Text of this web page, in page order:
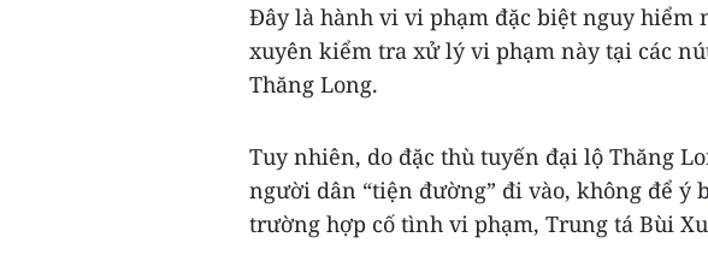
Đây là hành vi vi phạm đặc biệt nguy hiểm
xuyên kiểm tra xử lý vi phạm này tại các
Thăng Long.
Tuy nhiên, do đặc thù tuyến đại lộ Thăng
người dân “tiện đường” đi vào, không để ý
trường hợp cố tình vi phạm, Trung tá Bùi